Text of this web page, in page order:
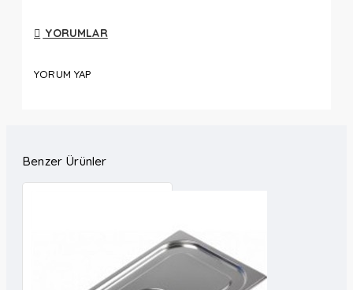
YORUMLAR
YORUM YAP
Benzer Ürünler